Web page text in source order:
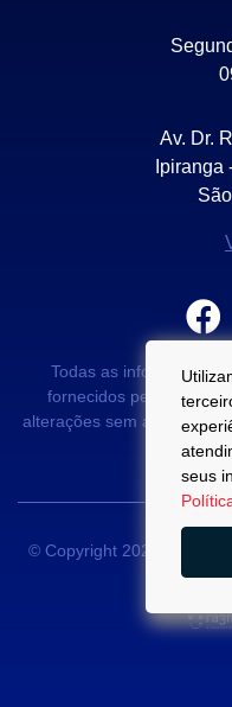
Av. Dr.
Todas as informações
fornecidos pelos
alterações sem aviso
© Copyright 2022 - Di
os
seus